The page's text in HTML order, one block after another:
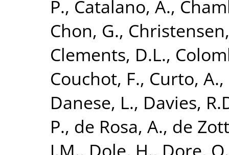
P., Catalano, A.,
Chon, G.,
Clements, D.L.,
Couchot, F., Curto, A.,
Danese, L., Davies,
P., de Rosa, A., de
J.M., Dole, H., Dore, O.